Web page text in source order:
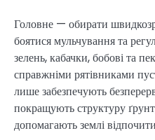
Головне — обирати
боятися мульчування та
зелень, кабачки, бобові та
справжніми рятівниками
лише забезпечують
покращують структуру
допомагають землі